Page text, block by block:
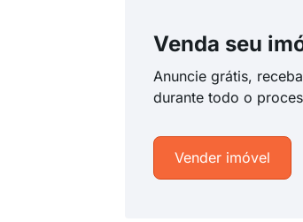
Venda seu
Anuncie grátis,
durante todo o
Vender imóvel